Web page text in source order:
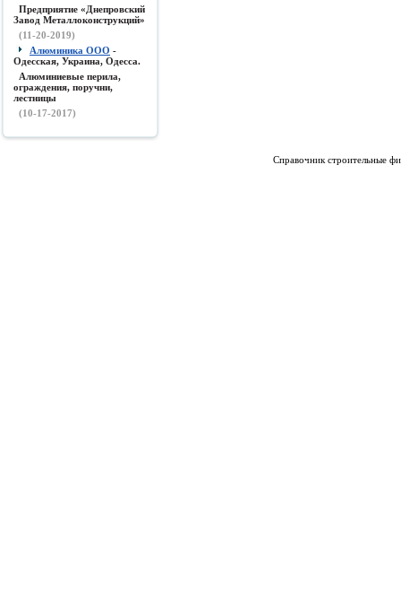
Предприятие «Днепровский
Завод Металлоконструкций»
(11-20-2019)
Алюминика ООО -
Одесская, Украина, Одесса.
Алюминиевые перила,
ограждения, поручни,
лестницы
(10-17-2017)
Справочник строительные